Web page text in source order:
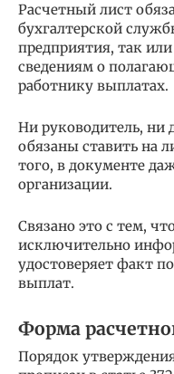
Расчетный лист
бухгалтерской
предприятия, так
сведениям о
работнику выплатах.
Ни руководитель, ни
обязаны ставить на
того, в документе
организации.
Связано это с тем,
исключительно
удостоверяет факт
выплат.
Форма
Порядок